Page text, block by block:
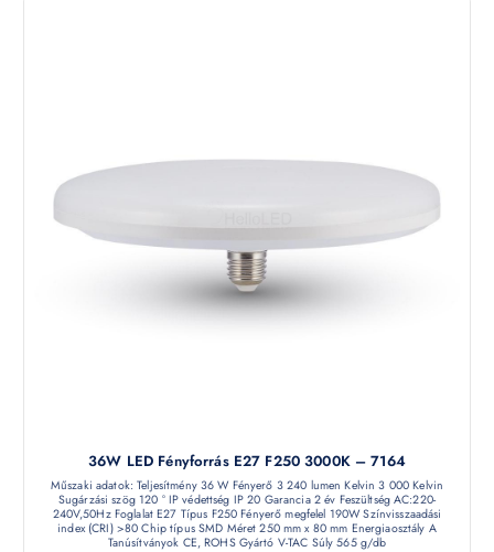
36W LED Fényforrás E27 F250 3000K – 7164
Műszaki adatok: Teljesítmény 36 W Fényerő 3 240 lumen Kelvin 3 000 Kelvin
Sugárzási szög 120 ° IP védettség IP 20 Garancia 2 év Feszültség AC:220-
240V,50Hz Foglalat E27 Típus F250 Fényerő megfelel 190W Színvisszaadási
index (CRI) >80 Chip típus SMD Méret 250 mm x 80 mm Energiaosztály A
Tanúsítványok CE, ROHS Gyártó V-TAC Súly 565 g/db